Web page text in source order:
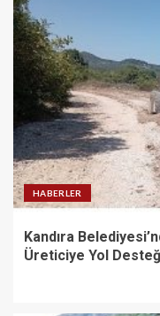
HABERLER
Kandıra
Üreticiye Yol